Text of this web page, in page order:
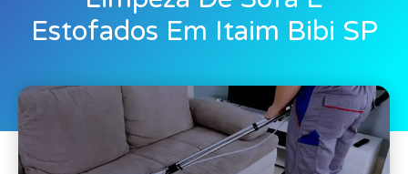
Estofados Em Itaim Bibi SP